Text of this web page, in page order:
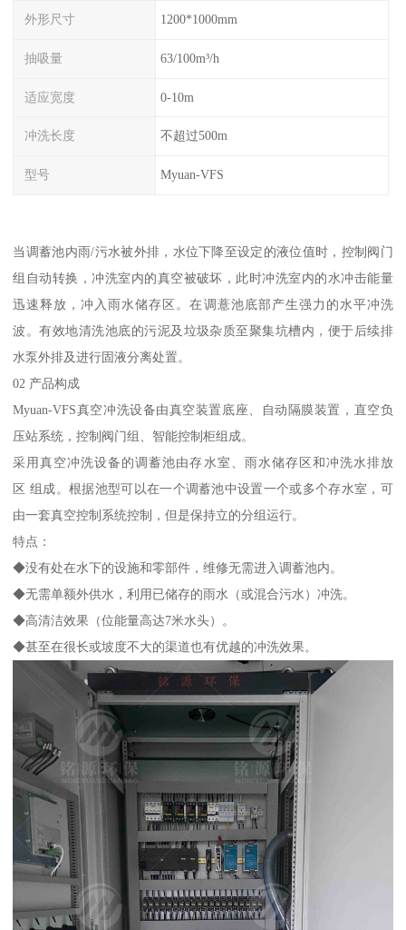
外形尺寸 1200*1000mm
抽吸量 63/100m³/h
适应宽度 0-10m
冲洗长度 不超过500m
型号 Myuan-VFS
当调蓄池内雨/污水被外排，水位下降至设定的液位值时，控制阀门
组自动转换，冲洗室内的真空被破坏，此时冲洗室内的水冲击能量
迅速释放，冲入雨水储存区。在调薏池底部产生强力的水平冲洗
波。有效地清洗池底的污泥及垃圾杂质至聚集坑槽内，便于后续排
水泵外排及进行固液分离处置。
02 产品构成
Myuan-VFS真空冲洗设备由真空装置底座、自动隔膜装置，直空负
压站系统，控制阀门组、智能控制柜组成。
采用真空冲洗设备的调蓄池由存水室、雨水储存区和冲洗水排放
区 组成。根据池型可以在一个调蓄池中设置一个或多个存水室，可
由一套真空控制系统控制，但是保持立的分组运行。
特点：
◆没有处在水下的设施和零部件，维修无需进入调蓄池内。
◆无需单额外供水，利用已储存的雨水（或混合污水）冲洗。
◆高清洁效果（位能量高达7米水头）。
◆甚至在很长或坡度不大的渠道也有优越的冲洗效果。